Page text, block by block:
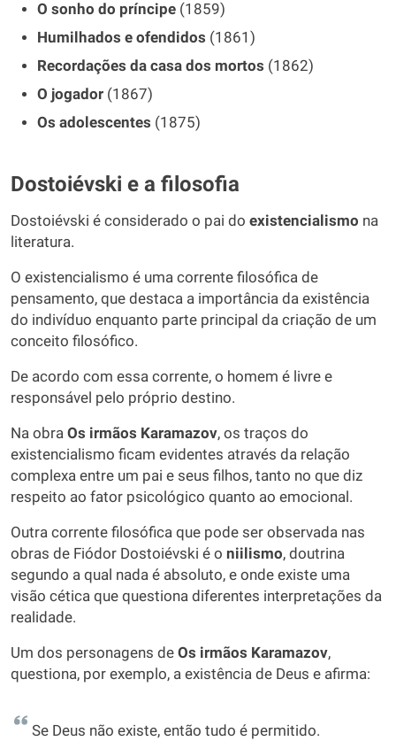
O sonho do príncipe (1859)
Humilhados e ofendidos (1861)
Recordações da casa dos mortos (1862)
O jogador (1867)
Os adolescentes (1875)
Dostoiévski e a filosofia
Dostoiévski é considerado o pai do existencialismo na
literatura.
O existencialismo é uma corrente filosófica de
pensamento, que destaca a importância da existência
do indivíduo enquanto parte principal da criação de um
conceito filosófico.
De acordo com essa corrente, o homem é livre e
responsável pelo próprio destino.
Na obra Os irmãos Karamazov, os traços do
existencialismo ficam evidentes através da relação
complexa entre um pai e seus filhos, tanto no que diz
respeito ao fator psicológico quanto ao emocional.
Outra corrente filosófica que pode ser observada nas
obras de Fiódor Dostoiévski é o niilismo, doutrina
segundo a qual nada é absoluto, e onde existe uma
visão cética que questiona diferentes interpretações da
realidade.
Um dos personagens de Os irmãos Karamazov,
questiona, por exemplo, a existência de Deus e afirma:
Se Deus não existe, então tudo é permitido.